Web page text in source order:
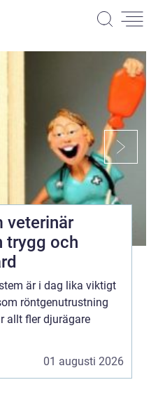
veterinär
trygg och
är i dag lika viktigt
röntgenutrustning
allt fler djurägare
01 augusti 2026